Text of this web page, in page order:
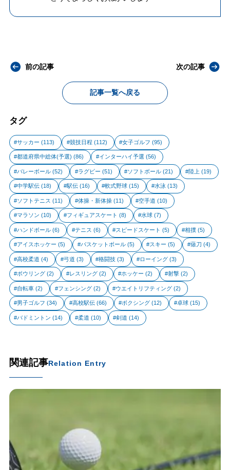
前の記事
記事一覧へ戻る
次の記事
タグ
サッカー (113) 競技日程 (112) 女子ゴルフ (95)
都道府県中総体(予選) (86) インターハイ予選 (56)
バレーボール (52) ラグビー (51) ソフトボール (21) 陸上 (19)
中学駅伝 (18) 駅伝(16) 軟式野球 (15) 水泳 (13)
ソフトテニス (11) 体操・新体操(11) 空手道 (10)
マラソン (10) フィギュアスケート (8) 水球 (7)
ハンドボール (6) テニス (6) スピードスケート (5) 相撲(5)
アイスホッケー (5) バスケットボール(5) スキー (5) 薙刀 (4)
高校柔道 (4) 弓道 (3) 格闘技 (3) ローイング(3)
ボウリング (2) レスリング(2) ホッケー (2) 射撃(2)
自転車 (2) フェンシング(2) ウエイトリフティング (2)
男子ゴルフ (34) 高校駅伝(66) ボクシング (12) 卓球(15)
バドミントン (14) 柔道 (10) 剣道 (14)
関連記事Relation Entry